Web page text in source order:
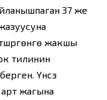
37 же
жакшы
тилинин
Үнсүз
арт жагына